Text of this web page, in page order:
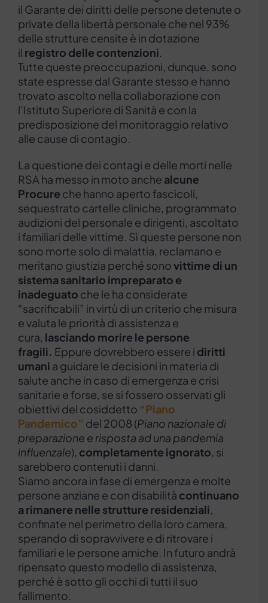
il Garante dei diritti delle persone detenute o
private della libertà personale che nel 93%
delle strutture censite è in dotazione
il registro delle contenzioni.
Tutte queste preoccupazioni, dunque, sono
state espresse dal Garante stesso e hanno
trovato ascolto nella collaborazione con
l’Istituto Superiore di Sanità e con la
predisposizione del monitoraggio relativo
alle cause di contagio.
La questione dei contagi e delle morti nelle
RSA ha messo in moto anche alcune
Procure che hanno aperto fascicoli,
sequestrato cartelle cliniche, programmato
audizioni del personale e dirigenti, ascoltato
i familiari delle vittime. Sì queste persone non
sono morte solo di malattia, reclamano e
meritano giustizia perché sonovittime di un
sistema sanitario impreparato e
inadeguato che le ha considerate
“sacrificabili” in virtù di un criterio che misura
e valuta le priorità di assistenza e
cura, lasciando morire le persone
fragili. Eppure dovrebbero essere i diritti
umani a guidare le decisioni in materia di
salute anche in caso di emergenza e crisi
sanitarie e forse, se si fossero osservati gli
obiettivi del cosiddetto “Piano
Pandemico” del 2008 (Piano nazionale di
preparazione e risposta ad una pandemia
influenzale), completamente ignorato, si
sarebbero contenuti i danni.
Siamo ancora in fase di emergenza e molte
persone anziane e con disabilità continuano
a rimanere nelle strutture residenziali,
confinate nel perimetro della loro camera,
sperando di sopravvivere e di ritrovare i
familiari e le persone amiche. In futuro andrà
ripensato questo modello di assistenza,
perché è sotto gli occhi di tutti il suo
fallimento.